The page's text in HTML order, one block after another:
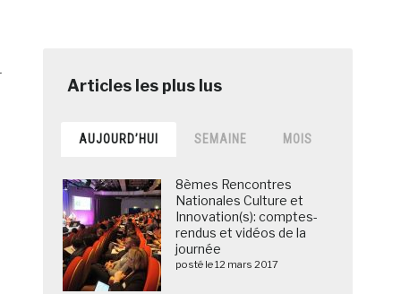
AUJOURD’HUI SEMAINE MOIS
8èmes Rencontres
Nationales Culture et
Innovation(s): comptes-
rendus et vidéos de la
journée
posté le 12 mars 2017